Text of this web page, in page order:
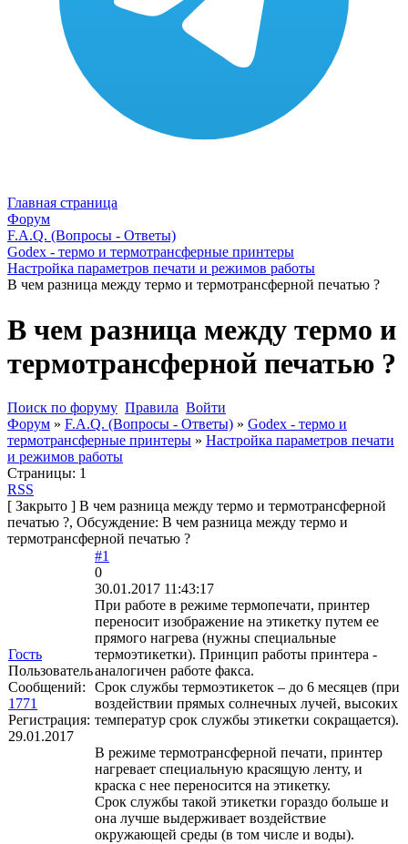
Главная страница
Форум
F.A.Q. (Вопросы - Ответы)
Godex - термо и термотрансферные принтеры
Настройка параметров печати и режимов работы
В чем разница между термо и термотрансферной печатью ?
В чем разница между термо и
термотрансферной печатью ?
Поиск по форуму Правила Войти
Форум » F.A.Q. (Вопросы - Ответы) » Godex - термо и
термотрансферные принтеры » Настройка параметров печати
и режимов работы
Страницы: 1
RSS
[ Закрыто ] В чем разница между термо и термотрансферной
печатью ?, Обсуждение: В чем разница между термо и
термотрансферной печатью ?
Гость
Пользователь
Сообщений:
1771
Регистрация:
29.01.2017
#1
0
30.01.2017 11:43:17
При работе в режиме термопечати, принтер
переносит изображение на этикетку путем ее
прямого нагрева (нужны специальные
термоэтикетки). Принцип работы принтера -
аналогичен работе факса.
Срок службы термоэтикеток – до 6 месяцев (при
воздействии прямых солнечных лучей, высоких
температур срок службы этикетки сокращается).
В режиме термотрансферной печати, принтер
нагревает специальную красящую ленту, и
краска с нее переносится на этикетку.
Срок службы такой этикетки гораздо больше и
она лучше выдерживает воздействие
окружающей среды (в том числе и воды).